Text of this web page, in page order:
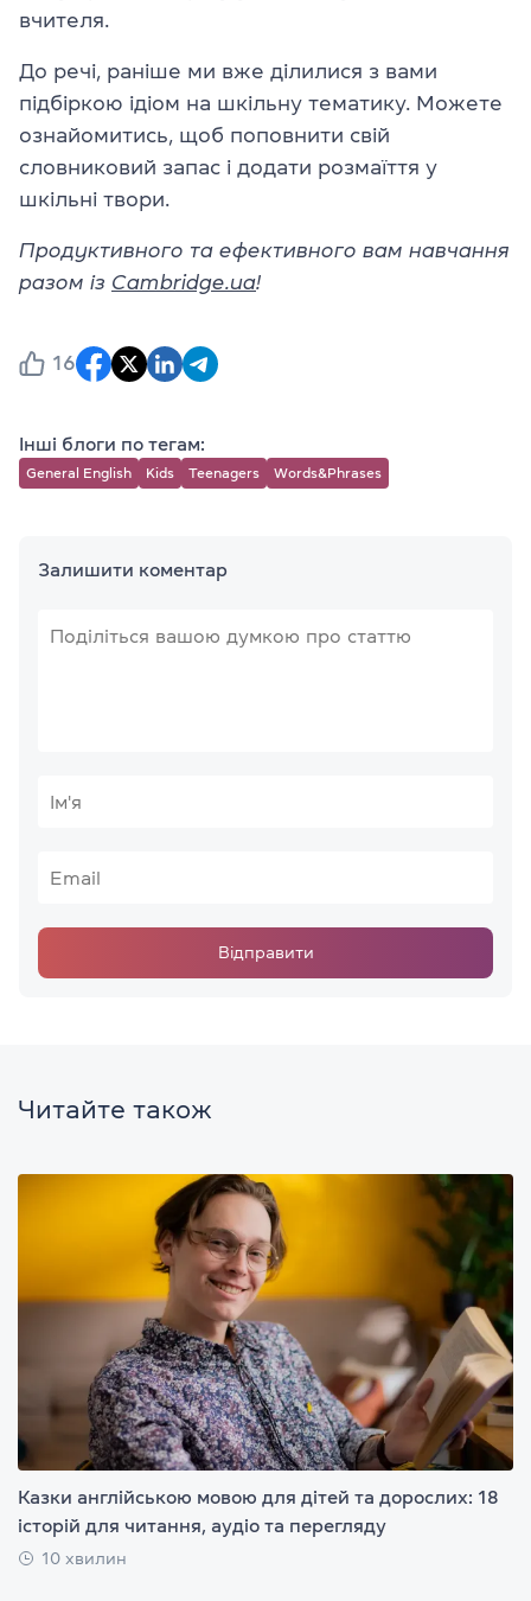
вчителя.
До речі, раніше ми вже ділилися з вами
підбіркою ідіом на шкільну тематику. Можете
ознайомитись, щоб поповнити свій
словниковий запас і додати розмаїття у
шкільні твори.
Продуктивного та ефективного вам навчання
разом із Cambridge.ua!
16
Інші блоги по тегам:
General English Kids Teenagers Words&Phrases
Залишити коментар
Відправити
Читайте також
Казки англійською мовою для дітей та дорослих: 18
історій для читання, аудіо та перегляду
10 хвилин